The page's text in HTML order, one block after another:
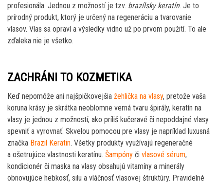
profesionála. Jednou z možností je tzv. brazílsky keratín. Je to
prírodný produkt, ktorý je určený na regeneráciu a tvarovanie
vlasov. Vlas sa opraví a výsledky vidno už po prvom použití. To ale
zďaleka nie je všetko.
ZACHRÁNI TO KOZMETIKA
Keď nepomôže ani najšpičkovejšia žehlička na vlasy, pretože vaša
koruna krásy je skrátka neoblomne verná tvaru špirály, keratín na
vlasy je jednou z možností, ako príliš kučeravé či nepoddajné vlasy
spevniť a vyrovnať. Skvelou pomocou pre vlasy je napríklad luxusná
značka Brazil Keratin. Všetky produkty využívajú regeneračné
a ošetrujúce vlastnosti keratínu. Šampóny či vlasové sérum,
kondicionér či maska na vlasy obsahujú vitamíny a minerály
obnovujúce hebkosť, silu a vláčnosť vlasovej štruktúry. Pravidelné